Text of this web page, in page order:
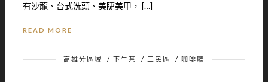
有沙龍、台式洗頭、美睫美甲， […]
READ MORE
高雄分區域 / 下午茶 / 三民區 / 咖啡廳